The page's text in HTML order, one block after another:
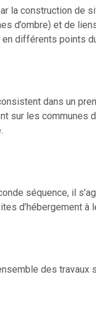
la construction de
d’ombre) et de
différents points
dans un
sur les communes
séquence, il
d’hébergement à
des travaux